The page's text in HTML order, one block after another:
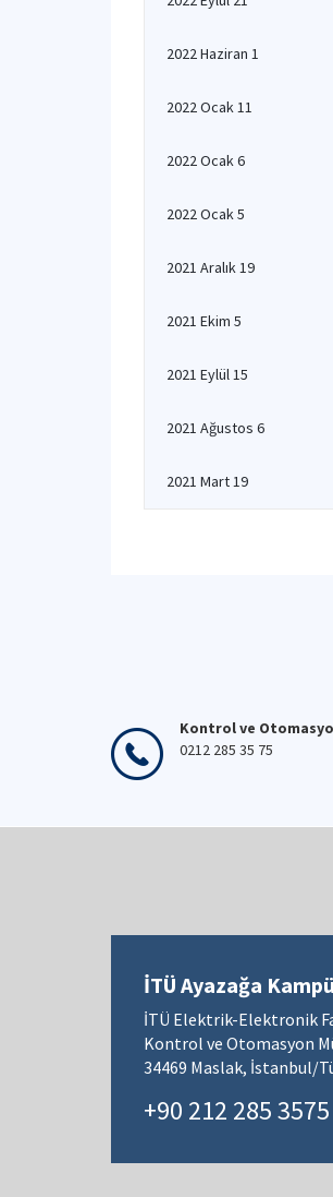
2022 Haziran 1
2022 Ocak 11
2022 Ocak 6
2022 Ocak 5
2021 Aralık 19
2021 Ekim 5
2021 Eylül 15
2021 Ağustos 6
2021 Mart 19
Kontrol ve
0212 285 35 75
İTÜ Ayazağa
İTÜ Elektrik-Elektronik
Kontrol ve Otomasyon
34469 Maslak, İstanbul/
+90 212 285 3575